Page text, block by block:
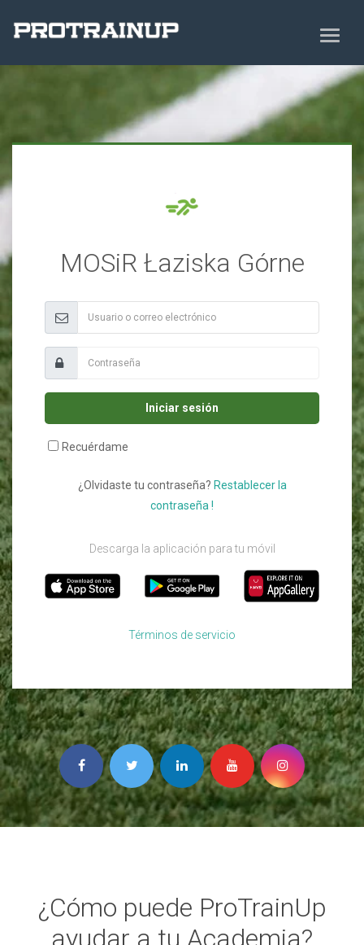
MOSiR Łaziska Górne
Iniciar sesión
Recuérdame
¿Olvidaste tu contraseña? Restablecer la
contraseña !
Descarga la aplicación para tu móvil
Términos de servicio
¿Cómo puede ProTrainUp
ayudar a tu Academia?